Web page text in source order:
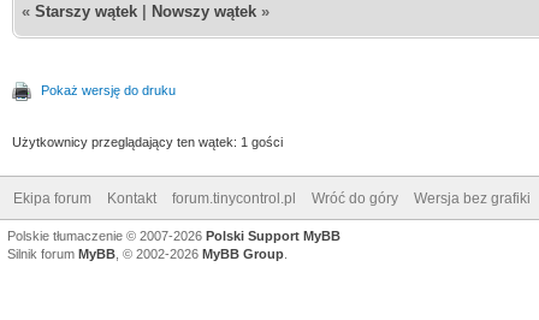
« Starszy wątek Nowszy wątek »
Pokaż wersję do druku
Użytkownicy przeglądający ten wątek: 1 gości
Ekipa forum Kontakt forum.tinycontrol.pl Wróć do góry Wersja bez grafiki
Polskie tłumaczenie © 2007-2026 Polski Support MyBB
Silnik forum MyBB , © 2002-2026 MyBB Group